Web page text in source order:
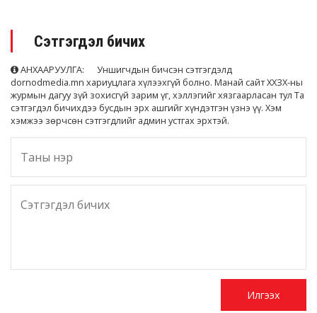
Сэтгэгдэл бичих
АНХААРУУЛГА: Уншигчдын бичсэн сэтгэгдэлд
dornodmedia.mn хариуцлага хүлээхгүй болно. Манай сайт ХХЗХ-ны
журмын дагуу зүй зохисгүй зарим үг, хэллэгийг хязгаарласан тул Та
сэтгэгдэл бичихдээ бусдын эрх ашгийг хүндэтгэн үзнэ үү. Хэм
хэмжээ зөрчсөн сэтгэгдлийг админ устгах эрхтэй.